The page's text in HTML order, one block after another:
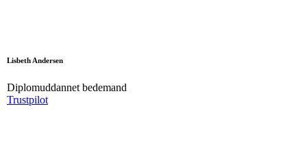
Lisbeth Andersen
Diplomuddannet bedemand
Trustpilot